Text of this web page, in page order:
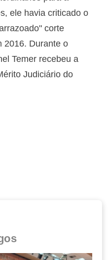
ele havia criticado o
corte
2016. Durante o
Temer recebeu a
Judiciário do